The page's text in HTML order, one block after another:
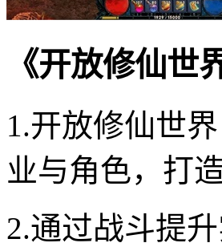
《开放修仙世
1.开放修仙世
业与角色，打
2.通过战斗提